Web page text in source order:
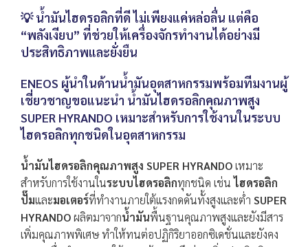
💡 น้ำมันไฮดรอลิกที่ดี ไม่เพียงแค่หล่อลื่น แต่คือ
“พลังเงียบ” ที่ช่วยให้เครื่องจักรทำงานได้อย่างมี
ประสิทธิภาพและยั่งยืน
ENEOS ผู้นำในด้านน้ำมันอุตสาหกรรมพร้อมทีมงานผู้
เชี่ยวชาญขอแนะนำ น้ำมันไฮดรอลิกคุณภาพสูง
SUPER HYRANDO เหมาะสำหรับการใช้งานในระบบ
ไฮดรอลิกทุกชนิดในอุตสาหกรรม
น้ำมันไฮดรอลิกคุณภาพสูง SUPER HYRANDOเหมาะ
สำหรับการใช้งานในระบบไฮดรอลิกทุกชนิด เช่นไฮดรอลิก
ปั๊มและมอเตอร์ที่ทำงานภายใต้แรงกดดันทั้งสูงและต่ำ SUPER
HYRANDOผลิตมาจากน้ำมันพื้นฐานคุณภาพสูงและยังมีสาร
เพิ่มคุณภาพพิเศษ ทำให้ทนต่อปฏิกิริยาออกซิเดชั่นและยังคง